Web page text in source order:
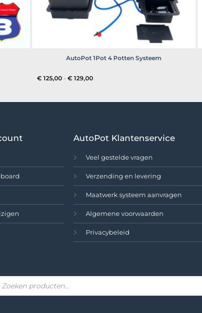
AutoPot 1Pot 4 Potten Systeem
€ 125,00 - € 129,00Prijsklasse:
AutoPot Klantenservice
Veel gestelde vragen
Verzending en levering
Maatwerk systeem aanvragen
Algemene voorwaarden
Privacybeleid